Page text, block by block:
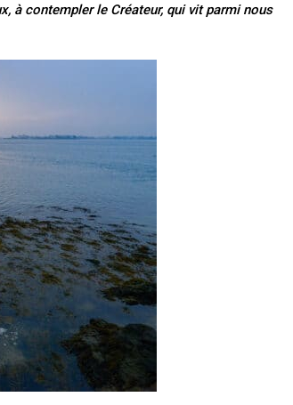
à contempler le Créateur, qui vit parmi nous